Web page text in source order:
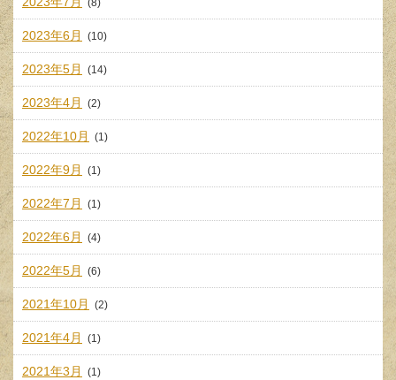
(8)
2023年6月 (10)
2023年5月 (14)
2023年4月 (2)
2022年10月 (1)
2022年9月 (1)
2022年7月 (1)
2022年6月 (4)
2022年5月 (6)
2021年10月 (2)
2021年4月 (1)
2021年3月 (1)